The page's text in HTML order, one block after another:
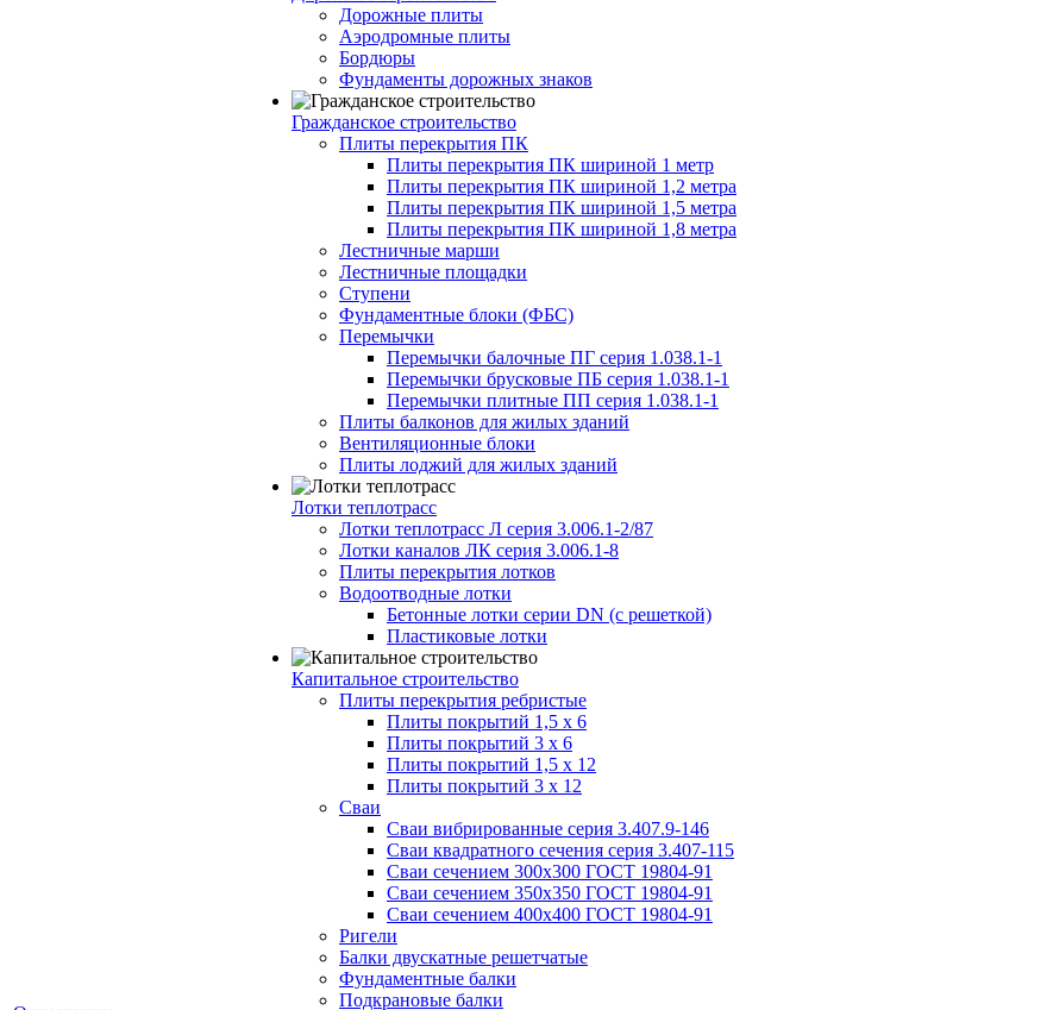
Дорожные плиты
Аэродромные плиты
Бордюры
Фундаменты дорожных знаков
Гражданское строительство
Плиты перекрытия ПК
Плиты перекрытия ПК шириной 1 метр
Плиты перекрытия ПК шириной 1,2 метра
Плиты перекрытия ПК шириной 1,5 метра
Плиты перекрытия ПК шириной 1,8 метра
Лестничные марши
Лестничные площадки
Ступени
Фундаментные блоки (ФБС)
Перемычки
Перемычки балочные ПГ серия 1.038.1-1
Перемычки брусковые ПБ серия 1.038.1-1
Перемычки плитные ПП серия 1.038.1-1
Плиты балконов для жилых зданий
Вентиляционные блоки
Плиты лоджий для жилых зданий
Лотки теплотрасс
Лотки теплотрасс Л серия 3.006.1-2/87
Лотки каналов ЛК серия 3.006.1-8
Плиты перекрытия лотков
Водоотводные лотки
Бетонные лотки серии DN (с решеткой)
Пластиковые лотки
Капитальное строительство
Плиты перекрытия ребристые
Плиты покрытий 1,5 x 6
Плиты покрытий 3 x 6
Плиты покрытий 1,5 x 12
Плиты покрытий 3 x 12
Сваи
Сваи вибрированные серия 3.407.9-146
Сваи квадратного сечения серия 3.407-115
Сваи сечением 300х300 ГОСТ 19804-91
Сваи сечением 350х350 ГОСТ 19804-91
Сваи сечением 400х400 ГОСТ 19804-91
Ригели
Балки двускатные решетчатые
Фундаментные балки
Подкрановые балки